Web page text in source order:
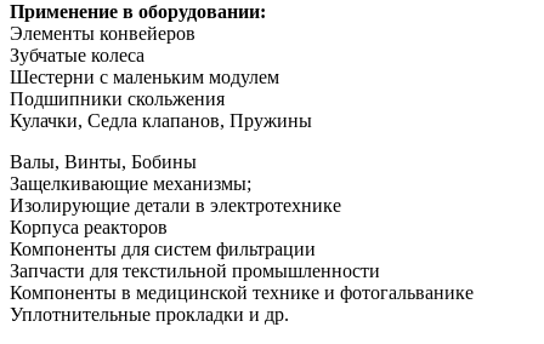
Применение в оборудовании:
Элементы конвейеров
Зубчатые колеса
Шестерни с маленьким модулем
Подшипники скольжения
Кулачки, Седла клапанов, Пружины
Валы, Винты, Бобины
Защелкивающие механизмы;
Изолирующие детали в электротехнике
Корпуса реакторов
Компоненты для систем фильтрации
Запчасти для текстильной промышленности
Компоненты в медицинской технике и фотогальванике
Уплотнительные прокладки и др.